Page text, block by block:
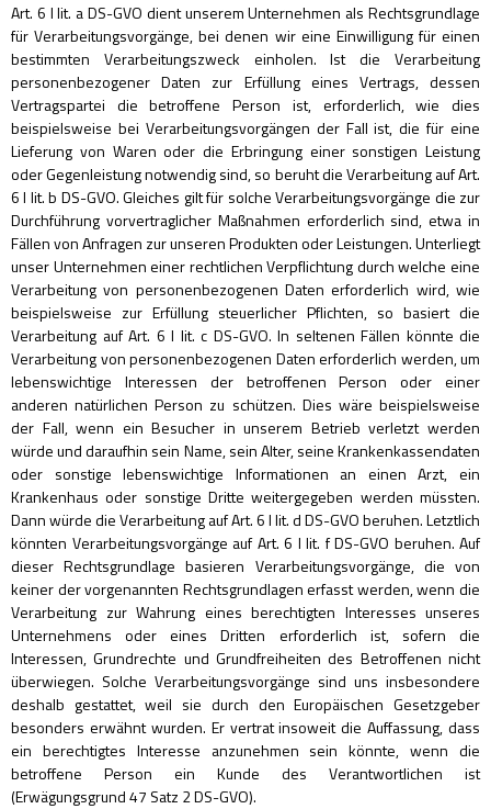
Art. 6 I lit. a DS-GVO dient unserem Unternehmen als Rechtsgrundlage
für Verarbeitungsvorgänge, bei denen wir eine Einwilligung für einen
bestimmten Verarbeitungszweck einholen. Ist die Verarbeitung
personenbezogener Daten zur Erfüllung eines Vertrags, dessen
Vertragspartei die betroffene Person ist, erforderlich, wie dies
beispielsweise bei Verarbeitungsvorgängen der Fall ist, die für eine
Lieferung von Waren oder die Erbringung einer sonstigen Leistung
oder Gegenleistung notwendig sind, so beruht die Verarbeitung auf Art.
6 I lit. b DS-GVO. Gleiches gilt für solche Verarbeitungsvorgänge die zur
Durchführung vorvertraglicher Maßnahmen erforderlich sind, etwa in
Fällen von Anfragen zur unseren Produkten oder Leistungen. Unterliegt
unser Unternehmen einer rechtlichen Verpflichtung durch welche eine
Verarbeitung von personenbezogenen Daten erforderlich wird, wie
beispielsweise zur Erfüllung steuerlicher Pflichten, so basiert die
Verarbeitung auf Art. 6 I lit. c DS-GVO. In seltenen Fällen könnte die
Verarbeitung von personenbezogenen Daten erforderlich werden, um
lebenswichtige Interessen der betroffenen Person oder einer
anderen natürlichen Person zu schützen. Dies wäre beispielsweise
der Fall, wenn ein Besucher in unserem Betrieb verletzt werden
würde und daraufhin sein Name, sein Alter, seine Krankenkassendaten
oder sonstige lebenswichtige Informationen an einen Arzt, ein
Krankenhaus oder sonstige Dritte weitergegeben werden müssten.
Dann würde die Verarbeitung auf Art. 6 I lit. d DS-GVO beruhen. Letztlich
könnten Verarbeitungsvorgänge auf Art. 6 I lit. f DS-GVO beruhen. Auf
dieser Rechtsgrundlage basieren Verarbeitungsvorgänge, die von
keiner der vorgenannten Rechtsgrundlagen erfasst werden, wenn die
Verarbeitung zur Wahrung eines berechtigten Interesses unseres
Unternehmens oder eines Dritten erforderlich ist, sofern die
Interessen, Grundrechte und Grundfreiheiten des Betroffenen nicht
überwiegen. Solche Verarbeitungsvorgänge sind uns insbesondere
deshalb gestattet, weil sie durch den Europäischen Gesetzgeber
besonders erwähnt wurden. Er vertrat insoweit die Auffassung, dass
ein berechtigtes Interesse anzunehmen sein könnte, wenn die
betroffene Person ein Kunde des Verantwortlichen ist
(Erwägungsgrund 47 Satz 2 DS-GVO).